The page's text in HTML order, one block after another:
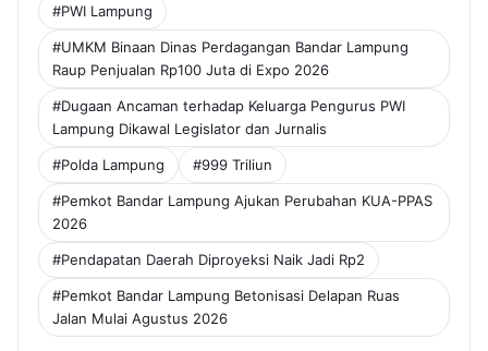
#PWI Lampung
#UMKM Binaan Dinas Perdagangan Bandar Lampung
Raup Penjualan Rp100 Juta di Expo 2026
#Dugaan Ancaman terhadap Keluarga Pengurus PWI
Lampung Dikawal Legislator dan Jurnalis
#Polda Lampung #999 Triliun
#Pemkot Bandar Lampung Ajukan Perubahan KUA-PPAS
2026
#Pendapatan Daerah Diproyeksi Naik Jadi Rp2
#Pemkot Bandar Lampung Betonisasi Delapan Ruas
Jalan Mulai Agustus 2026